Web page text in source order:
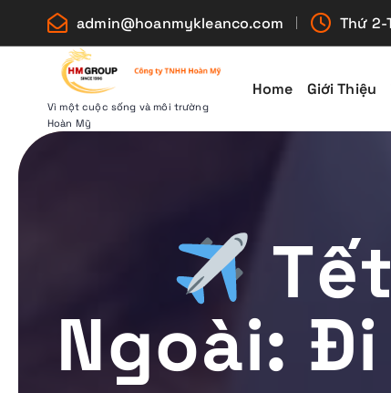
admin@hoanmykleanco.com Thứ 2-
Vì một cuộc sống và môi trường
Hoàn Mỹ
Home Giới Thiệu
Ngoài: